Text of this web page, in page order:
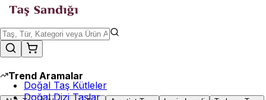
Trend Aramalar
Doğal Taş Kütleler
Doğal Dizi Taşlar